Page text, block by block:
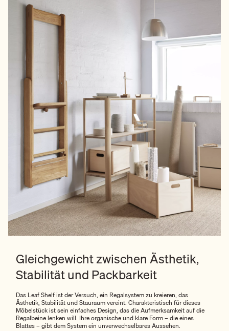
Gleichgewicht zwischen Ästhetik,
Stabilität und Packbarkeit
Das Leaf Shelf ist der Versuch, ein Regalsystem zu kreieren, das
Ästhetik, Stabilität und Stauraum vereint. Charakteristisch für dieses
Möbelstück ist sein einfaches Design, das die Aufmerksamkeit auf die
Regalbeine lenken will. Ihre organische und klare Form – die eines
Blattes – gibt dem System ein unverwechselbares Aussehen.